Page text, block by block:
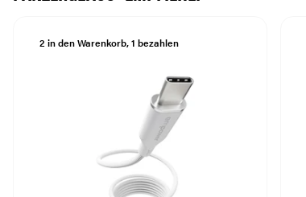
2 in den Warenkorb, 1 bezahlen